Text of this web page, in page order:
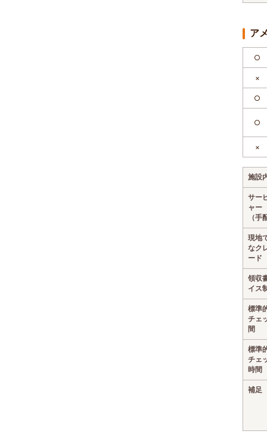
ア
○
×
○
○
×
施設
サー
ャー
（手
現地
なク
ード
領収
イス
標準
チェ
間
標準
チェ
時間
補足